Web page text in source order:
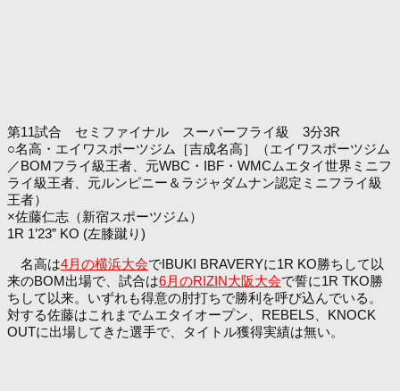
第11試合 セミファイナル スーパーフライ級 3分3R
○名高・エイワスポーツジム［吉成名高］（エイワスポーツジム
／BOMフライ級王者、元WBC・IBF・WMCムエタイ世界ミニフ
ライ級王者、元ルンピニー＆ラジャダムナン認定ミニフライ級
王者）
×佐藤仁志（新宿スポーツジム）
1R 1’23” KO (左膝蹴り)
名高は4月の横浜大会でIBUKI BRAVERYに1R KO勝ちして以
来のBOM出場で、試合は6月のRIZIN大阪大会で誓に1R TKO勝
ちして以来。いずれも得意の肘打ちで勝利を呼び込んでいる。
対する佐藤はこれまでムエタイオープン、REBELS、KNOCK
OUTに出場してきた選手で、タイトル獲得実績は無い。